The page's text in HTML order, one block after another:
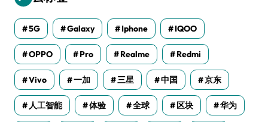
5G Galaxy Iphone IQOO
OPPO Pro Realme Redmi
Vivo 一加 三星 中国 京东
人工智能 体验 全球 区块 华为